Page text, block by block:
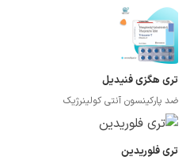
تری هگزی فنیدیل
ضد پارکینسون آنتی کولینرژیک
تری فلوریدین